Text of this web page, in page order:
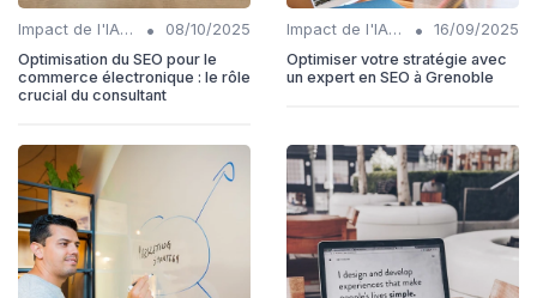
Impact de l'IA sur les rôles SEO •
08/10/2025
Optimisation du SEO pour le
commerce électronique : le rôle
crucial du consultant
Impact de l'IA sur les rôles SEO •
16/09/2025
Optimiser votre stratégie avec
un expert en SEO à Grenoble